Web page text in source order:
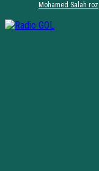
Mohamed Salah